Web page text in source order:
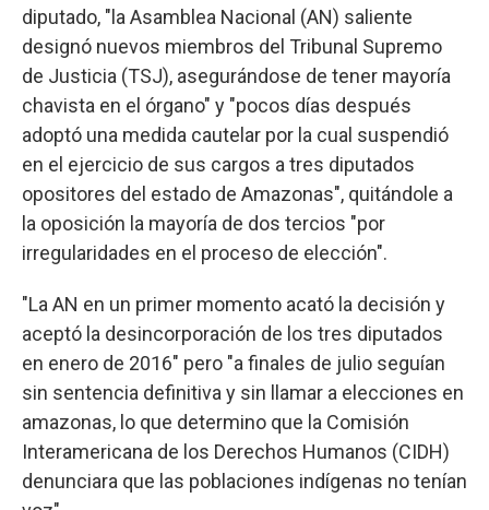
diputado, "la Asamblea Nacional (AN) saliente
designó nuevos miembros del Tribunal Supremo
de Justicia (TSJ), asegurándose de tener mayoría
chavista en el órgano" y "pocos días después
adoptó una medida cautelar por la cual suspendió
en el ejercicio de sus cargos a tres diputados
opositores del estado de Amazonas", quitándole a
la oposición la mayoría de dos tercios "por
irregularidades en el proceso de elección".
"La AN en un primer momento acató la decisión y
aceptó la desincorporación de los tres diputados
en enero de 2016" pero "a finales de julio seguían
sin sentencia definitiva y sin llamar a elecciones en
amazonas, lo que determino que la Comisión
Interamericana de los Derechos Humanos (CIDH)
denunciara que las poblaciones indígenas no tenían